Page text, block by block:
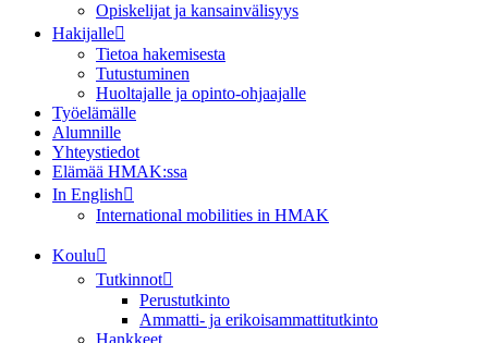
Opiskelijat ja kansainvälisyys
Hakijalle
Tietoa hakemisesta
Tutustuminen
Huoltajalle ja opinto-ohjaajalle
Työelämälle
Alumnille
Yhteystiedot
Elämää HMAK:ssa
In English
International mobilities in HMAK
Koulu
Tutkinnot
Perustutkinto
Ammatti- ja erikoisammattitutkinto
Hankkeet